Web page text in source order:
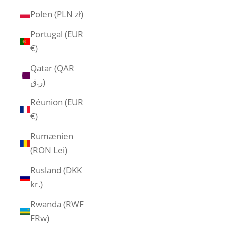
Polen (PLN zł)
Portugal (EUR
€)
Qatar (QAR
ر.ق)
Réunion (EUR
€)
Rumænien
(RON Lei)
Rusland (DKK
kr.)
Rwanda (RWF
FRw)